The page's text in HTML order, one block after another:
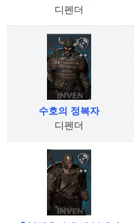
디펜더
수호의 정복자
디펜더